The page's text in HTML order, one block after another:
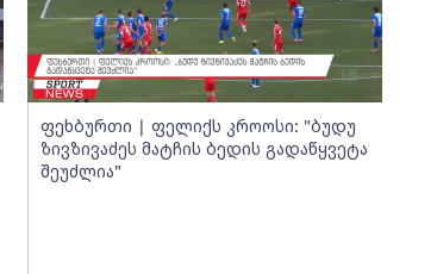
ფეხბურთი | ფელიქს კროოსი: "ბუდუ
ზივზივაძეს მატჩის ბედის გადაწყვეტა
შეუძლია"